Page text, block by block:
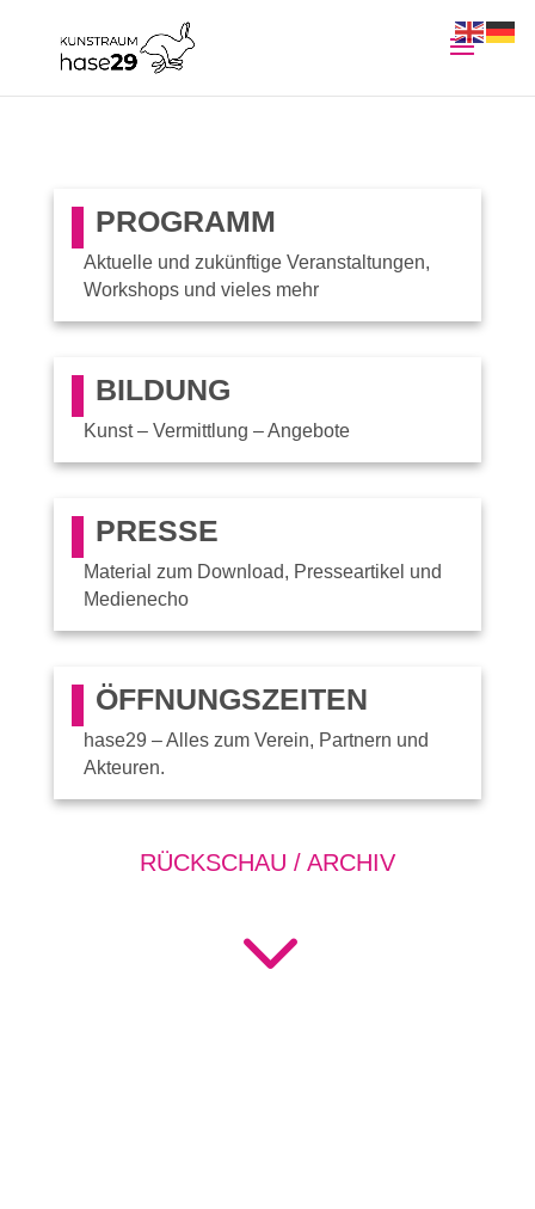
PROGRAMM
Aktuelle und zukünftige Veranstaltungen,
Workshops und vieles mehr
BILDUNG
Kunst – Vermittlung – Angebote
PRESSE
Material zum Download, Presseartikel und
Medienecho
ÖFFNUNGSZEITEN
hase29 – Alles zum Verein, Partnern und
Akteuren.
RÜCKSCHAU / ARCHIV
3